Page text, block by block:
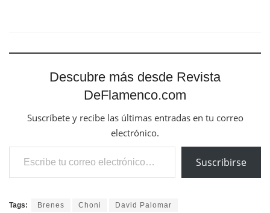
Descubre más desde Revista
DeFlamenco.com
Suscríbete y recibe las últimas entradas en tu correo
electrónico.
Escribe tu correo electrónico…
Suscribirse
Tags: Brenes Choni David Palomar